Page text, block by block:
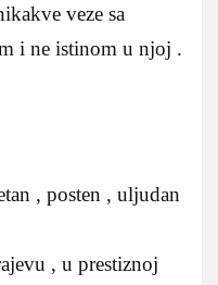
veze sa
i ne istinom u njoj .
, posten , uljudan
, u prestiznoj